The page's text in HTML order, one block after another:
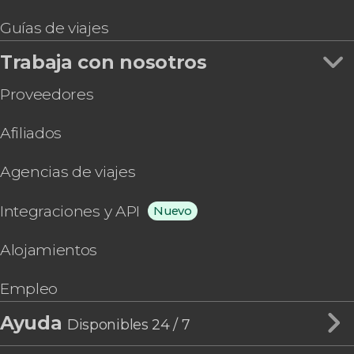
Guías de viajes
Trabaja con nosotros
Proveedores
Afiliados
Agencias de viajes
Integraciones y API Nuevo
Alojamientos
Empleo
Ayuda Disponibles 24 / 7